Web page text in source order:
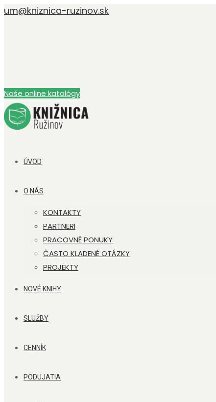
um@kniznica-ruzinov.sk
Naše online katalógy
ÚVOD
O NÁS
KONTAKTY
PARTNERI
PRACOVNÉ PONUKY
ČASTO KLADENÉ OTÁZKY
PROJEKTY
NOVÉ KNIHY
SLUŽBY
CENNÍK
PODUJATIA